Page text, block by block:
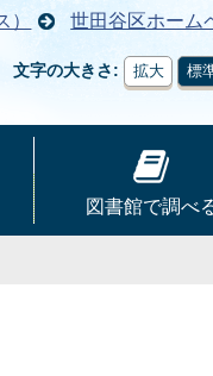
世田谷区ホーム
文字の大きさ 拡大 標
図書館で調べ